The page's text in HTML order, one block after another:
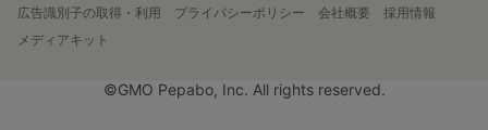
広告識別子の取得・利用
プライバシーポリシー 会社概要
採用情報
メディアキット
©GMO Pepabo, Inc. All rights reserved.